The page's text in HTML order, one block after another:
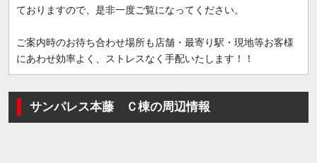
ておりますので、是非一度ご覧になってください。
ご案内時のお待ち合わせ場所も店舗・最寄り駅・現地等お客様
にあわせ効率よく、ストレスなく手配いたします！！
サンパレス本藤 Ｃ棟の周辺情報